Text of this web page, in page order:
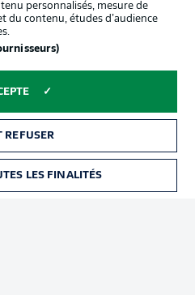
Gruppe GmbH
personnalisés, mesure de
du contenu, études d’audience
REFUSER
LES FINALITÉS